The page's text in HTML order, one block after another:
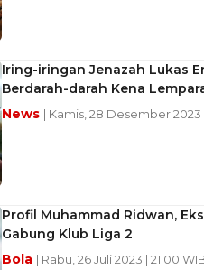
Iring-iringan Jenazah Lukas
Berdarah-darah Kena
News | Kamis, 28 Desember 2023
Profil Muhammad Ridwan,
Gabung Klub Liga 2
Bola | Rabu, 26 Juli 2023 | 21:00